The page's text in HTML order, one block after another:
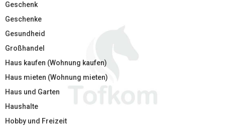
Geschenk
Geschenke
Gesundheid
Großhandel
Haus kaufen (Wohnung kaufen)
Haus mieten (Wohnung mieten)
Haus und Garten
Haushalte
Hobby und Freizeit